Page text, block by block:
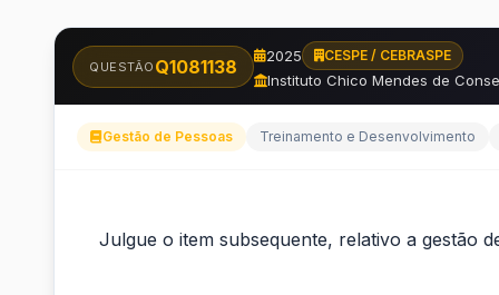
QUESTÃO Q1081138 2025 CESPE / CEBRASPE
Instituto Chico Mendes de
Gestão de Pessoas Treinamento e Desenvolvimento
Julgue
Julgue o item subsequente, relativo a gestão